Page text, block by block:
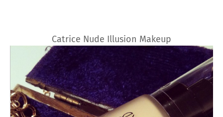
Catrice Nude Illusion Makeup